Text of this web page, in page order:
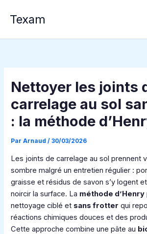
Texam
Nettoyer les joints
carrelage au sol
: la méthode
ParArnaud/30/03/2026
Les joints de carrelage au sol prennent
sombre malgré un entretien régulier :
graisse et résidus de savon s’y logent
noircir la surface. La méthode d’Henry
nettoyage ciblé et sans frotter qui
réactions chimiques douces et des
Cette approche combine une pâte au